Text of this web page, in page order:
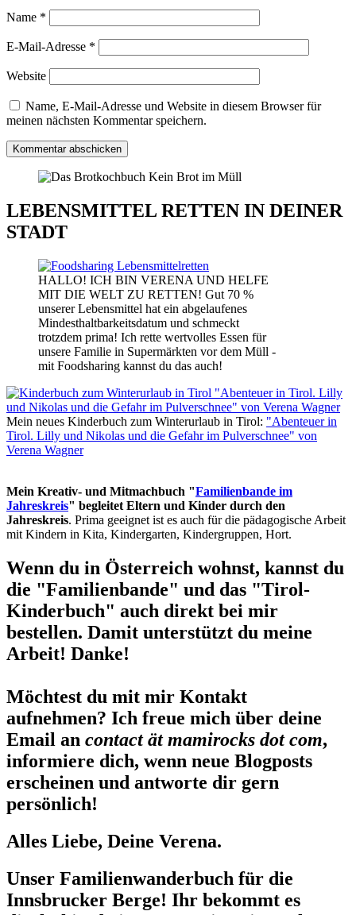
Name *
E-Mail-Adresse *
Website
Name, E-Mail-Adresse und Website in diesem Browser für
meinen nächsten Kommentar speichern.
LEBENSMITTEL RETTEN IN DEINER
STADT
HALLO! ICH BIN VERENA UND HELFE
MIT DIE WELT ZU RETTEN! Gut 70 %
unserer Lebensmittel hat ein abgelaufenes
Mindesthaltbarkeitsdatum und schmeckt
trotzdem prima! Ich rette wertvolles Essen für
unsere Familie in Supermärkten vor dem Müll -
mit Foodsharing kannst du das auch!
Mein neues Kinderbuch zum Winterurlaub in Tirol: "Abenteuer in
Tirol. Lilly und Nikolas und die Gefahr im Pulverschnee" von
Verena Wagner
Mein Kreativ- und Mitmachbuch "Familienbande im
Jahreskreis" begleitet Eltern und Kinder durch den
Jahreskreis. Prima geeignet ist es auch für die pädagogische Arbeit
mit Kindern in Kita, Kindergarten, Kindergruppen, Hort.
Wenn du in Österreich wohnst, kannst du
die "Familienbande" und das "Tirol-
Kinderbuch" auch direkt bei mir
bestellen. Damit unterstützt du meine
Arbeit! Danke!
Möchtest du mit mir Kontakt
aufnehmen? Ich freue mich über deine
Email an contact ät mamirocks dot com,
informiere dich, wenn neue Blogposts
erscheinen und antworte dir gern
persönlich!
Alles Liebe, Deine Verena.
Unser Familienwanderbuch für die
Innsbrucker Berge! Ihr bekommt es